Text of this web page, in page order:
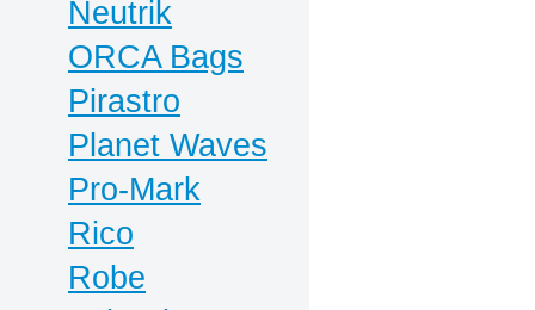
Neutrik
ORCA Bags
Pirastro
Planet Waves
Pro-Mark
Rico
Robe